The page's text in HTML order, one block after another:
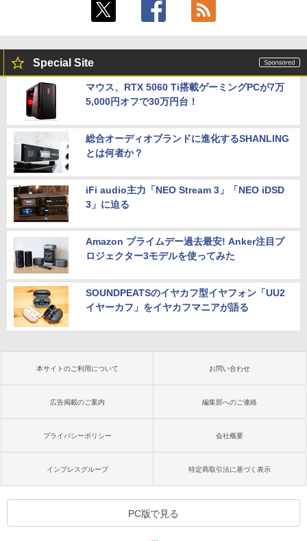
Special Site
マウス、RTX 5060 Ti搭載ゲーミングPCが7万
5,000円オフで30万円台！
総合オーディオブランドに進化するSHANLING
とは何者か？
iFi audio主力「NEO Stream 3」「NEO iDSD
3」に迫る
Amazon プライムデー過去最安! Anker注目プ
ロジェクター3モデルを使ってみた
SOUNDPEATSのイヤカフ型イヤフォン「UU2
イヤーカフ」をイヤカフマニアが語る
本サイトのご利用について お問い合わせ
広告掲載のご案内 編集部へのご連絡
プライバシーポリシー 会社概要
インプレスグループ 特定商取引法に基づく表示
PC版で見る